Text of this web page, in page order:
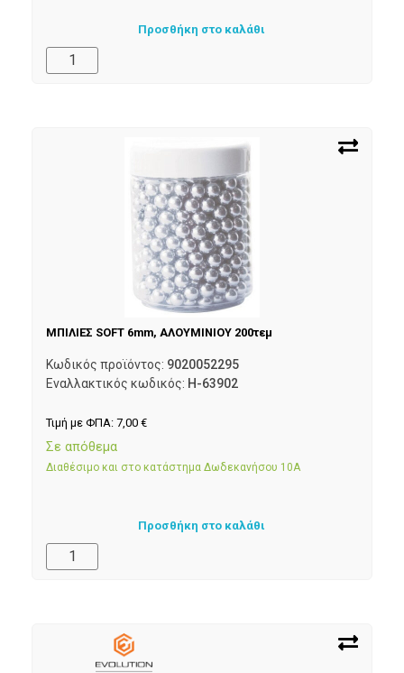
Προσθήκη στο καλάθι
ΜΠΙΛΙΕΣ SOFT 6mm, ΑΛΟΥΜΙΝΙΟΥ 200τεμ
Κωδικός προϊόντος: 9020052295
Εναλλακτικός κωδικός: H-63902
Τιμή με ΦΠΑ: 7,00 €
Σε απόθεμα
Διαθέσιμο και στο κατάστημα Δωδεκανήσου 10Α
Προσθήκη στο καλάθι